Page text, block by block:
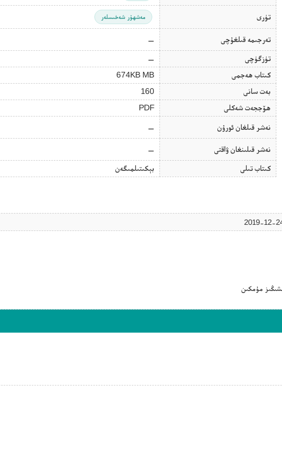
تۈرى مەشھۇر شەخىسلەر
تەرجىمە قىلغۇچى —
تۈزگۈچى
—
كىتاب ھەجمى
674KB MB
بەت سانى
160
ھۆججەت شەكلى
PDF
نەشر قىلغان ئورۇن —
نەشر قىلىنغان ۋاقتى —
كىتاب تىلى بېكىتىلمىگەن
مۇمكىن